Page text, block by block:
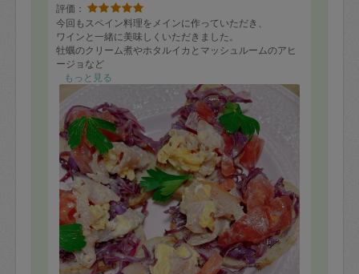
評価：
今回もスペイン料理をメインに作っていただき、
ワインと一緒に美味しくいただきました。
牡蠣のクリーム煮やホタルイカとマッシュルームのアヒ
ージョなど
とても美味しかったです！
もっと見る